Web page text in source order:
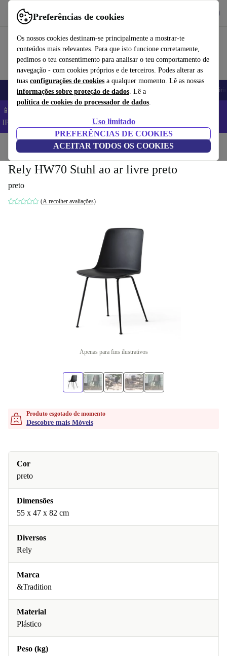
Preferências de cookies
Os nossos cookies destinam-se principalmente a mostrar-te
conteúdos mais relevantes. Para que isto funcione corretamente,
pedimos o teu consentimento para analisar o teu comportamento de
navegação - com cookies próprios e de terceiros. Podes alterar as
tuas configurações de cookies a qualquer momento. Lê as nossas
informações sobre proteção de dados. Lê a
política de cookies do processador de dados.
Uso limitado
PREFERÊNCIAS DE COOKIES
ACEITAR TODOS OS COOKIES
Use o refurbed de forma rápida e fácil
Telemóveis Computadores Portáteis Tablets
📱 Poupa 5% EXTRA em todos os iPhones – Código:
IPHONEDEAL –
Início Casa Móveis
Rely HW70 Stuhl ao ar livre preto
preto
(A recolher avaliações)
Apenas para fins ilustrativos
Produto esgotado de momento
Descobre mais Móveis
Cor
preto
Dimensões
55 x 47 x 82 cm
Diversos
Rely
Marca
&Tradition
Material
Plástico
Peso (kg)